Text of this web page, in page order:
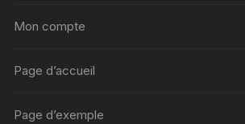
Mon compte
Page d’accueil
Page d’exemple